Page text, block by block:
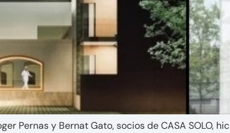
Pernas y Bernat Gato, socios de CASA SOLO,